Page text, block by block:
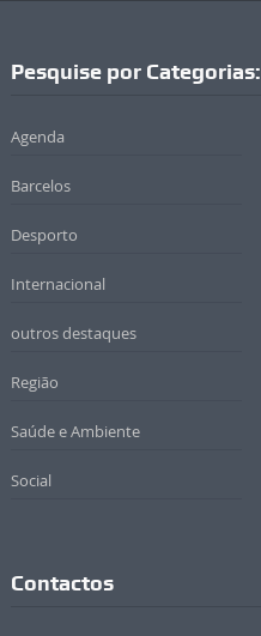
Pesquise por Categorias:
Agenda
Barcelos
Desporto
Internacional
outros destaques
Região
Saúde e Ambiente
Social
Contactos